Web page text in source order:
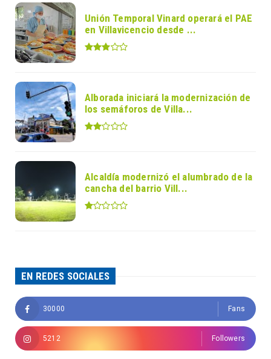
Unión Temporal Vinard operará el PAE
en Villavicencio desde ...
Alborada iniciará la modernización de
los semáforos de Villa...
Alcaldía modernizó el alumbrado de la
cancha del barrio Vill...
EN REDES SOCIALES
30000 Fans
5212 Followers